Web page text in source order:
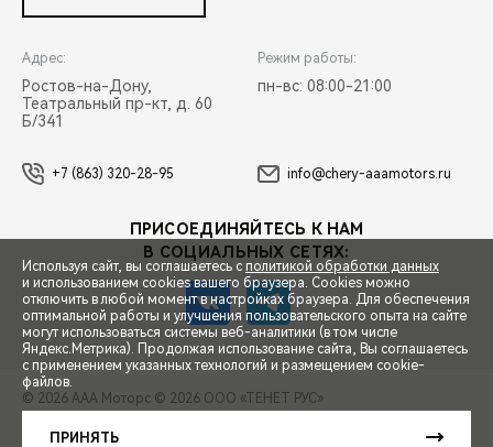
СПЕЦПРЕДЛОЖЕНИЯ
ЗАПИСЬ НА ТЕСТ-ДРАЙВ
Адрес:
Ростов-на-Дону,
Театральный пр-кт, д. 60
Б/341
Режим работы:
пн-вс: 08:00-21:00
+7 (863) 320-28-95 info@chery-aaamotors.ru
ПРИСОЕДИНЯЙТЕСЬ К НАМ
В СОЦИАЛЬНЫХ СЕТЯХ:
© 2026 ААА Моторс © 2026 ООО «ТЕНЕТ РУС»
Используя сайт, вы соглашаетесь с политикой обработки данных
и использованием cookies вашего браузера. Cookies можно
отключить в любой момент в настройках браузера. Для обеспечения
оптимальной работы и улучшения пользовательского опыта на сайте
могут использоваться системы веб-аналитики (в том числе
Яндекс.Метрика). Продолжая использование сайта, Вы соглашаетесь
с применением указанных технологий и размещением cookie-
файлов.
ПРИНЯТЬ